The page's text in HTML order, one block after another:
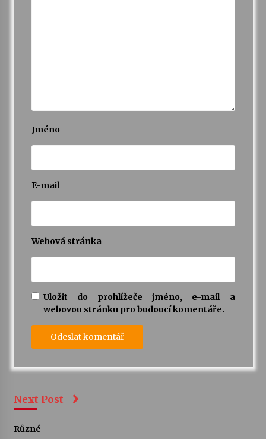
Jméno
E-mail
Webová stránka
Uložit do prohlížeče jméno, e-mail a
webovou stránku pro budoucí komentáře.
Next Post
Různé